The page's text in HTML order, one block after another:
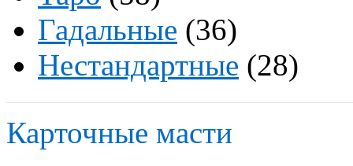
Гадальные (36)
Нестандартные (28)
Карточные масти